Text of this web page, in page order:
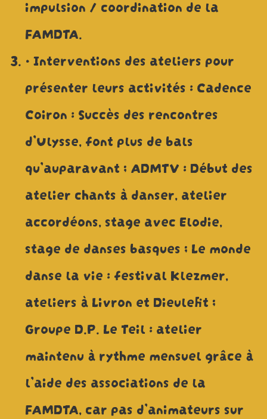
impulsion / coordination de la
FAMDTA.
• Interventions des ateliers pour
présenter leurs activités : Cadence
Coiron : Succès des rencontres
d’Ulysse, font plus de bals
qu’auparavant ; ADMTV : Début des
atelier chants à danser, atelier
accordéons, stage avec Elodie,
stage de danses basques ; Le monde
danse la vie : festival Klezmer,
ateliers à Livron et Dieulefit ;
Groupe D.P. Le Teil : atelier
maintenu à rythme mensuel grâce à
l’aide des associations de la
FAMDTA, car pas d’animateurs sur